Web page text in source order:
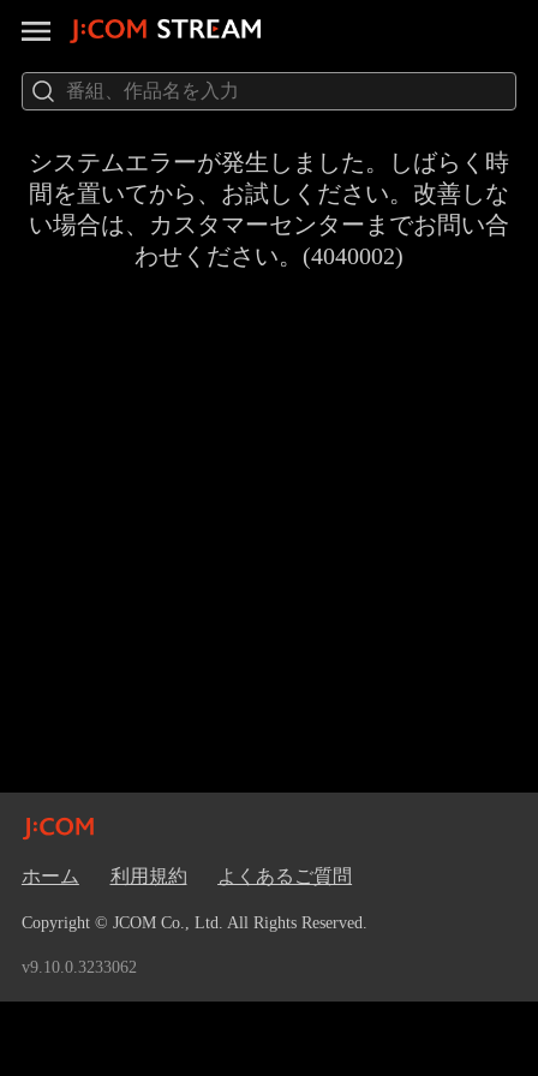
システムエラーが発生しました。しばらく時
間を置いてから、お試しください。改善しな
い場合は、カスタマーセンターまでお問い合
わせください。(4040002)
ホーム 利用規約 よくあるご質問
Copyright © JCOM Co., Ltd. All Rights Reserved.
v9.10.0.3233062